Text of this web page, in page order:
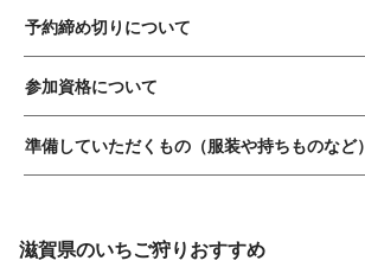
予約締め切りについて
参加資格について
準備していただくもの（服装や持ちものなど）
滋賀県のいちご狩りおすすめ